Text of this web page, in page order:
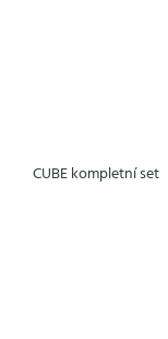
CUBE kompletní set